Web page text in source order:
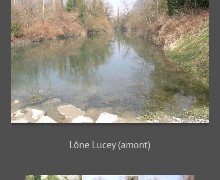
Lône Lucey (amont)